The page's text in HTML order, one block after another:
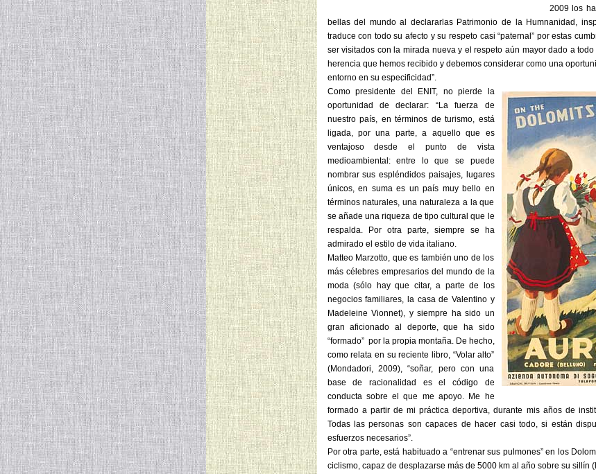
2009 los
bellas del mundo al declararlas Patrimonio de la Humnanidad,
traduce con todo su afecto y su respeto casi “paternal” por estas
ser visitados con la mirada nueva y el respeto aún mayor dado a
herencia que hemos recibido y debemos considerar como una
entorno en su especificidad”.
Como presidente del ENIT, no pierde la
oportunidad de declarar: “La fuerza de
nuestro país, en términos de turismo, está
ligada, por una parte, a aquello que es
ventajoso desde el punto de vista
medioambiental: entre lo que se puede
nombrar sus espléndidos paisajes, lugares
únicos, en suma es un país muy bello en
términos naturales, una naturaleza a la que
se añade una riqueza de tipo cultural que le
respalda. Por otra parte, siempre se ha
admirado el estilo de vida italiano.
Matteo Marzotto, que es también uno de los
más célebres empresarios del mundo de la
moda (sólo hay que citar, a parte de los
negocios familiares, la casa de Valentino y
Madeleine Vionnet), y siempre ha sido un
gran aficionado al deporte, que ha sido
“formado” por la propia montaña. De hecho,
como relata en su reciente libro, “Volar alto”
(Mondadori, 2009), “soñar, pero con una
base de racionalidad es el código de
conducta sobre el que me apoyo. Me he
formado a partir de mi práctica deportiva, durante mis años de
Todas las personas son capaces de hacer casi todo, si están
esfuerzos necesarios”.
Por otra parte, está habituado a “entrenar sus pulmones” en los
ciclismo, capaz de desplazarse más de 5000 km al año sobre su sillín